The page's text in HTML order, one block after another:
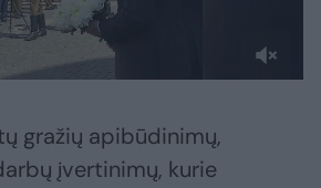
gražių apibūdinimų,
įvertinimų, kurie